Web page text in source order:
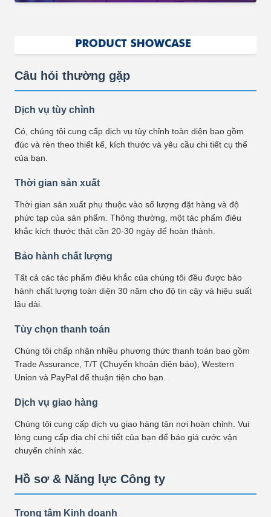
Câu hỏi thường gặp
Dịch vụ tùy chỉnh
Có, chúng tôi cung cấp dịch vụ tùy chỉnh toàn diện bao gồm
đúc và rèn theo thiết kế, kích thước và yêu cầu chi tiết cụ thể
của bạn.
Thời gian sản xuất
Thời gian sản xuất phụ thuộc vào số lượng đặt hàng và độ
phức tạp của sản phẩm. Thông thường, một tác phẩm điêu
khắc kích thước thật cần 20-30 ngày để hoàn thành.
Bảo hành chất lượng
Tất cả các tác phẩm điêu khắc của chúng tôi đều được bảo
hành chất lượng toàn diện 30 năm cho độ tin cậy và hiệu suất
lâu dài.
Tùy chọn thanh toán
Chúng tôi chấp nhận nhiều phương thức thanh toán bao gồm
Trade Assurance, T/T (Chuyển khoản điện báo), Western
Union và PayPal để thuận tiện cho bạn.
Dịch vụ giao hàng
Chúng tôi cung cấp dịch vụ giao hàng tận nơi hoàn chỉnh. Vui
lòng cung cấp địa chỉ chi tiết của bạn để báo giá cước vận
chuyển chính xác.
Hồ sơ & Năng lực Công ty
Trọng tâm Kinh doanh